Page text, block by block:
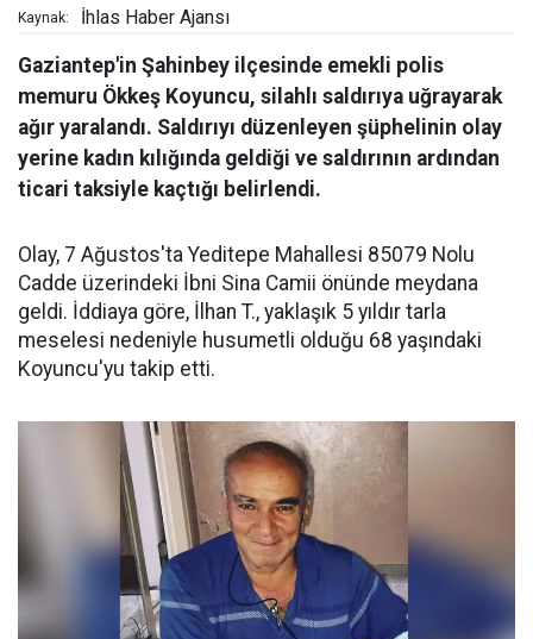
Kaynak: İhlas Haber Ajansı
Gaziantep'in Şahinbey ilçesinde emekli polis
memuru Ökkeş Koyuncu, silahlı saldırıya uğrayarak
ağır yaralandı. Saldırıyı düzenleyen şüphelinin olay
yerine kadın kılığında geldiği ve saldırının ardından
ticari taksiyle kaçtığı belirlendi.
Olay, 7 Ağustos'ta Yeditepe Mahallesi 85079 Nolu
Cadde üzerindeki İbni Sina Camii önünde meydana
geldi. İddiaya göre, İlhan T., yaklaşık 5 yıldır tarla
meselesi nedeniyle husumetli olduğu 68 yaşındaki
Koyuncu'yu takip etti.